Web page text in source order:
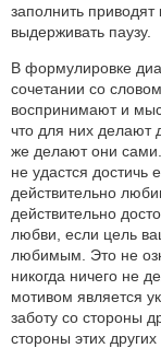
заполнить
выдерживать паузу.
В формулировке
сочетании со
воспринимают и
что для них делают
же делают они
не удастся достичь
действительно
действительно
любви, если цель
любимым. Это не
никогда ничего не
мотивом является
заботу со стороны
стороны этих